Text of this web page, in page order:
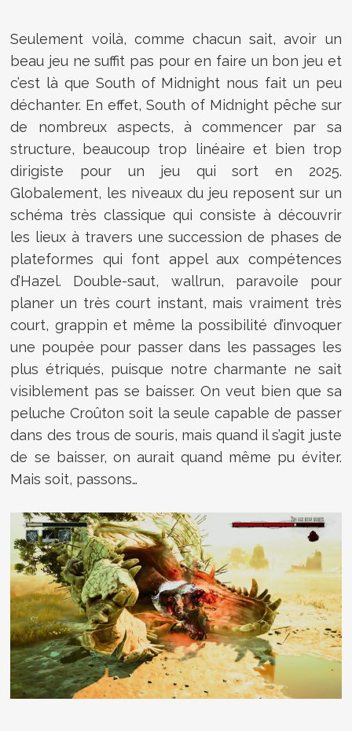
Seulement voilà, comme chacun sait, avoir un
beau jeu ne suffit pas pour en faire un bon jeu et
c’est là que South of Midnight nous fait un peu
déchanter. En effet, South of Midnight pêche sur
de nombreux aspects, à commencer par sa
structure, beaucoup trop linéaire et bien trop
dirigiste pour un jeu qui sort en 2025.
Globalement, les niveaux du jeu reposent sur un
schéma très classique qui consiste à découvrir
les lieux à travers une succession de phases de
plateformes qui font appel aux compétences
d’Hazel. Double-saut, wallrun, paravoile pour
planer un très court instant, mais vraiment très
court, grappin et même la possibilité d’invoquer
une poupée pour passer dans les passages les
plus étriqués, puisque notre charmante ne sait
visiblement pas se baisser. On veut bien que sa
peluche Croûton soit la seule capable de passer
dans des trous de souris, mais quand il s’agit juste
de se baisser, on aurait quand même pu éviter.
Mais soit, passons…